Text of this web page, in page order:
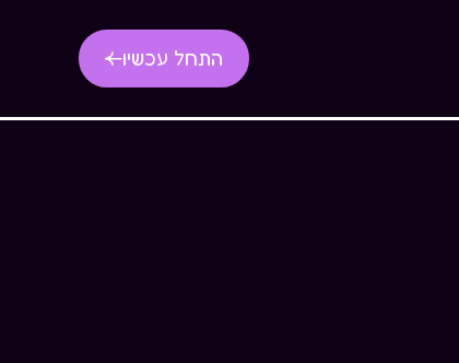
התחל עכשיו